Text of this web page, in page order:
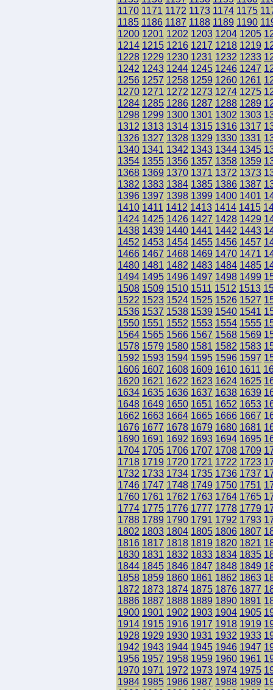
1170 1171 1172 1173 1174 1175
1185 1186 1187 1188 1189 1190
1200 1201 1202 1203 1204 1205
1214 1215 1216 1217 1218 1219
1228 1229 1230 1231 1232 1233
1242 1243 1244 1245 1246 1247
1256 1257 1258 1259 1260 1261
1270 1271 1272 1273 1274 1275
1284 1285 1286 1287 1288 1289
1298 1299 1300 1301 1302 1303
1312 1313 1314 1315 1316 1317
1326 1327 1328 1329 1330 1331
1340 1341 1342 1343 1344 1345
1354 1355 1356 1357 1358 1359
1368 1369 1370 1371 1372 1373
1382 1383 1384 1385 1386 1387
1396 1397 1398 1399 1400 1401
1410 1411 1412 1413 1414 1415
1424 1425 1426 1427 1428 1429
1438 1439 1440 1441 1442 1443
1452 1453 1454 1455 1456 1457
1466 1467 1468 1469 1470 1471
1480 1481 1482 1483 1484 1485
1494 1495 1496 1497 1498 1499
1508 1509 1510 1511 1512 1513
1522 1523 1524 1525 1526 1527
1536 1537 1538 1539 1540 1541
1550 1551 1552 1553 1554 1555
1564 1565 1566 1567 1568 1569
1578 1579 1580 1581 1582 1583
1592 1593 1594 1595 1596 1597
1606 1607 1608 1609 1610 1611
1620 1621 1622 1623 1624 1625
1634 1635 1636 1637 1638 1639
1648 1649 1650 1651 1652 1653
1662 1663 1664 1665 1666 1667
1676 1677 1678 1679 1680 1681
1690 1691 1692 1693 1694 1695
1704 1705 1706 1707 1708 1709
1718 1719 1720 1721 1722 1723
1732 1733 1734 1735 1736 1737
1746 1747 1748 1749 1750 1751
1760 1761 1762 1763 1764 1765
1774 1775 1776 1777 1778 1779
1788 1789 1790 1791 1792 1793
1802 1803 1804 1805 1806 1807
1816 1817 1818 1819 1820 1821
1830 1831 1832 1833 1834 1835
1844 1845 1846 1847 1848 1849
1858 1859 1860 1861 1862 1863
1872 1873 1874 1875 1876 1877
1886 1887 1888 1889 1890 1891
1900 1901 1902 1903 1904 1905
1914 1915 1916 1917 1918 1919
1928 1929 1930 1931 1932 1933
1942 1943 1944 1945 1946 1947
1956 1957 1958 1959 1960 1961
1970 1971 1972 1973 1974 1975
1984 1985 1986 1987 1988 1989